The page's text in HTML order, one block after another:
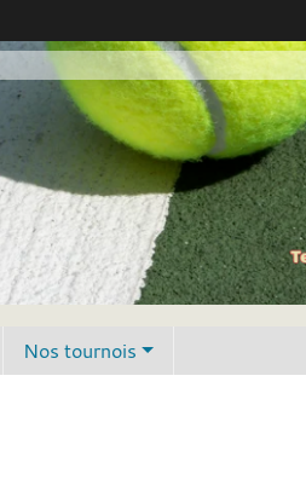
Nos tournois